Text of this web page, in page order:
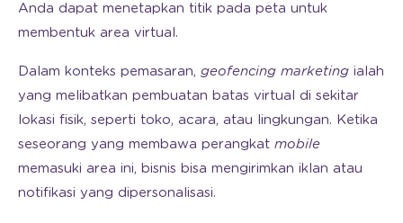
Anda dapat menetapkan titik pada peta untuk
membentuk area virtual.
Dalam konteks pemasaran, geofencing marketing ialah
yang melibatkan pembuatan batas virtual di sekitar
lokasi fisik, seperti toko, acara, atau lingkungan. Ketika
seseorang yang membawa perangkat mobile
memasuki area ini, bisnis bisa mengirimkan iklan atau
notifikasi yang dipersonalisasi.